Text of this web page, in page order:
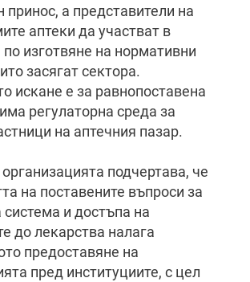
принос, а представители на
аптеки да участват в
по изготвяне на нормативни
засягат сектора.
искане е за равнопоставена
регулаторна среда за
на аптечния пазар.
подчертава, че
на поставените въпроси за
система и достъпа на
до лекарства налага
предоставяне на
пред институциите, с цел